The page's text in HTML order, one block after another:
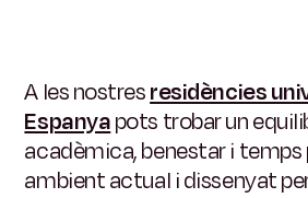
A les nostresresidències
Espanyapots trobar un
acadèmica, benestar i temps
ambient actual i dissenyat